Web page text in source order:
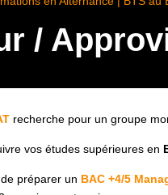
/
recherche pour un groupe
vos études supérieures en
préparer un BAC +4/5